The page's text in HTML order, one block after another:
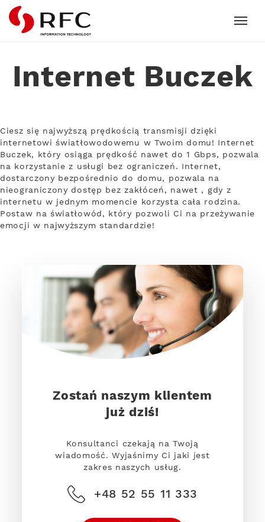
RFC
Internet Buczek
Ciesz się najwyższą prędkością transmisji dzięki
internetowi światłowodowemu w Twoim domu! Internet
Buczek, który osiąga prędkość nawet do 1 Gbps, pozwala
na korzystanie z usługi bez ograniczeń. Internet,
dostarczony bezpośrednio do domu, pozwala na
nieograniczony dostęp bez zakłóceń, nawet , gdy z
internetu w jednym momencie korzysta cała rodzina.
Postaw na światłowód, który pozwoli Ci na przeżywanie
emocji w najwyższym standardzie!
Zostań naszym klientem
już dziś!
Konsultanci czekają na Twoją
wiadomość. Wyjaśnimy Ci jaki jest
zakres naszych usług.
+48 52 55 11 333